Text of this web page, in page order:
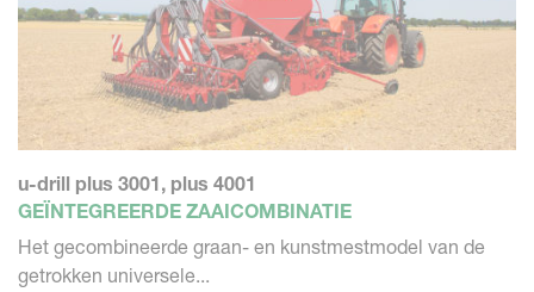
u-drill plus 3001, plus 4001
GEÏNTEGREERDE ZAAICOMBINATIE
Het gecombineerde graan- en kunstmestmodel van de
getrokken universele...